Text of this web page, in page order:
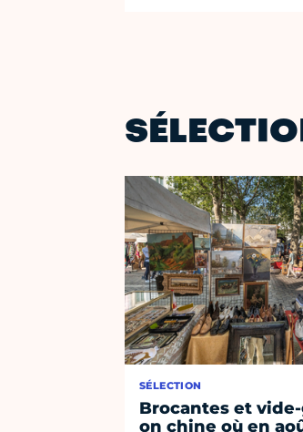
SÉLECTION
Brocantes et
on chine où en